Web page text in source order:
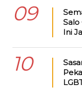
09
Salo
Ini
10